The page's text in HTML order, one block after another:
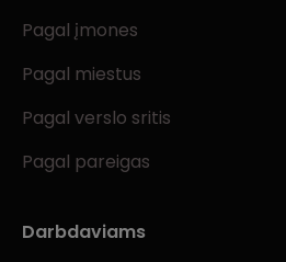
Pagal įmones
Pagal miestus
Pagal verslo sritis
Pagal pareigas
Darbdaviams